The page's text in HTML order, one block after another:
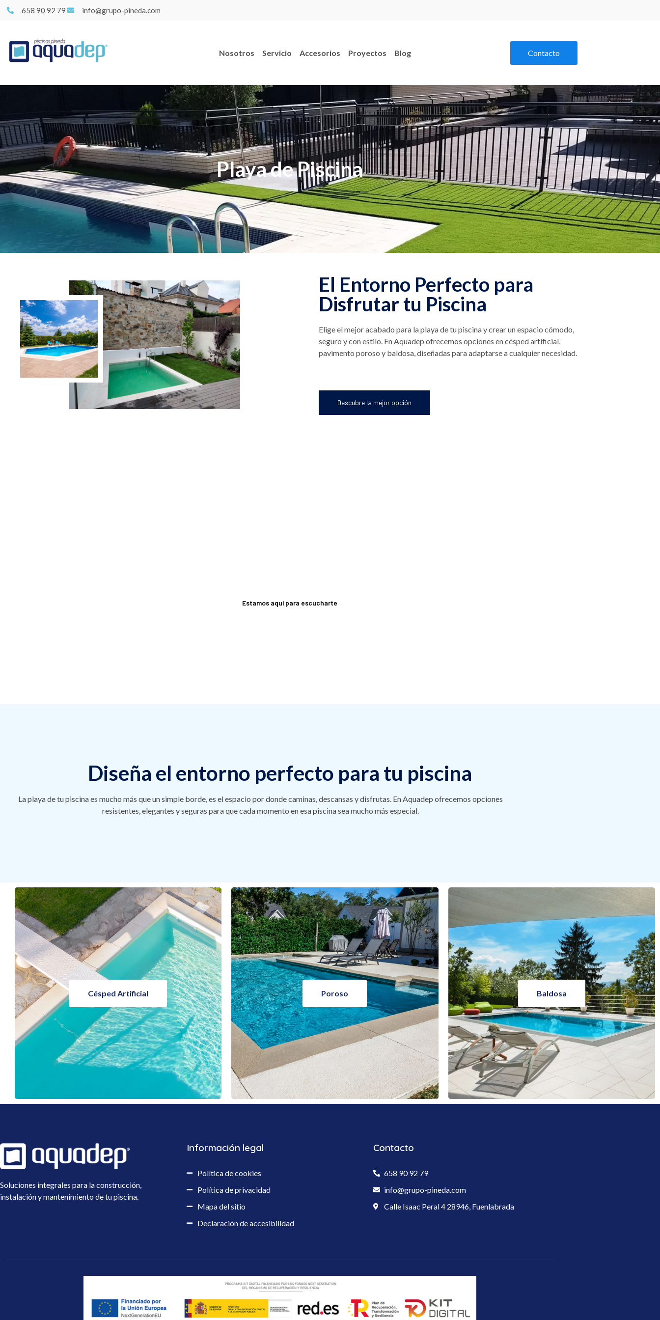
658 90 92 79 info@grupo-pineda.com
Nosotros Servicio Accesorios Proyectos Blog Contacto
Playa de Piscina
El Entorno Perfecto para
Disfrutar tu Piscina
Elige el mejor acabado para la playa de tu piscina y crear un espacio cómodo,
seguro y con estilo. En Aquadep ofrecemos opciones en césped artificial,
pavimento poroso y baldosa, diseñadas para adaptarse a cualquier necesidad.
Descubre la mejor opción
Estamos aquí para escucharte
Diseña el entorno perfecto para tu piscina
La playa de tu piscina es mucho más que un simple borde, es el espacio por donde caminas, descansas y disfrutas. En Aquadep ofrecemos opciones
resistentes, elegantes y seguras para que cada momento en esa piscina sea mucho más especial.
Césped Artificial Poroso Baldosa
Soluciones integrales para la construcción,
instalación y mantenimiento de tu piscina.
Información legal
Política de cookies
Política de privacidad
Mapa del sitio
Declaración de accesibilidad
Contacto
658 90 92 79
info@grupo-pineda.com
Calle Isaac Peral 4 28946, Fuenlabrada